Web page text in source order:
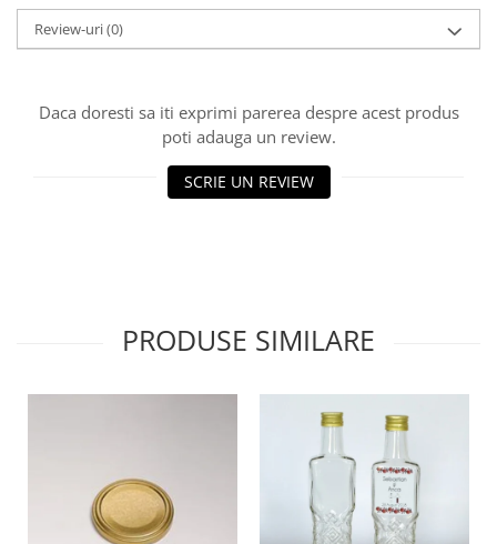
Review-uri(0)
Daca doresti sa iti exprimi parerea despre acest produs
poti adauga un review.
SCRIE UN REVIEW
PRODUSE SIMILARE